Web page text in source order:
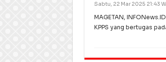
Sabtu, 22 Mar 2025 21:43
MAGETAN,
KPPS yang bertugas